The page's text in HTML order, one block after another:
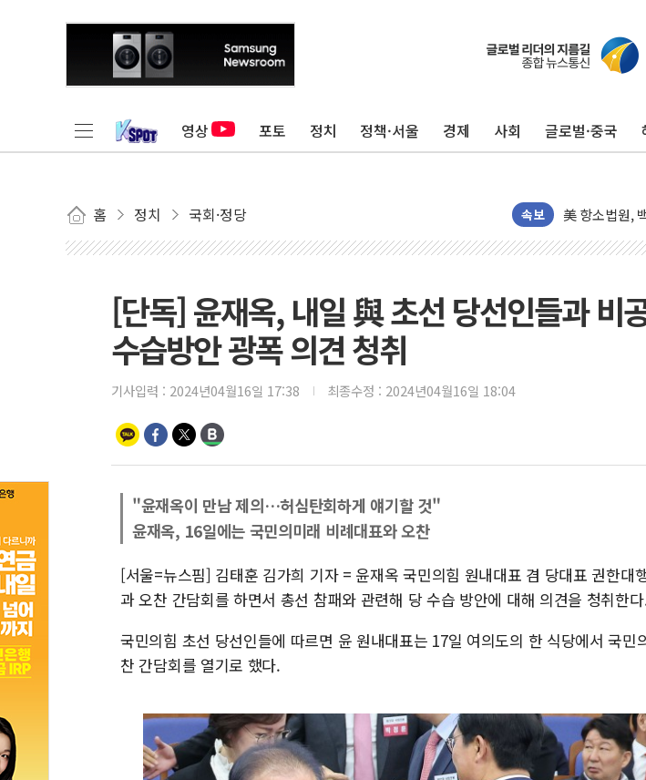
영상 포토 정치 정책·서울 경제 사회 글로벌·중국
홈 정치 국회·정당 속보
[종합] 이슬람
美 항소법원,
美 고용 쇼크
[AI MY 뉴스]
뉴욕증시 프
보훈부, 미
트럼프 "금
트럼프, 中
[사진] 빈살만
남동발전, 해
[단독] 윤재옥, 내일 與 초선 당선인들과 비
수습방안 광폭 의견 청취
기사입력 : 2024년04월16일 17:38 최종수정 : 2024년04월16일 18:04
"윤재옥이 만남 제의…허심탄회하게 얘기할 것"
윤재옥, 16일에는 국민의미래 비례대표와 오찬
[서울=뉴스핌] 김태훈 김가희 기자 = 윤재옥 국민의힘 원내대표 겸 당대표 권한대
과 오찬 간담회를 하면서 총선 참패와 관련해 당 수습 방안에 대해 의견을 청취한
국민의힘 초선 당선인들에 따르면 윤 원내대표는 17일 여의도의 한 식당에서 국민
찬 간담회를 열기로 했다.